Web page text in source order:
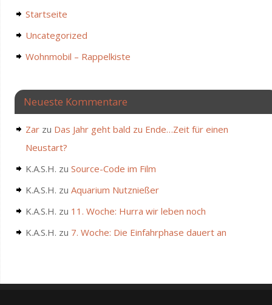
Startseite
Uncategorized
Wohnmobil – Rappelkiste
Neueste Kommentare
Zarzu Das Jahr geht bald zu Ende…Zeit für einen
Neustart?
K.A.S.H. zu Source-Code im Film
K.A.S.H. zu Aquarium Nutznießer
K.A.S.H. zu 11. Woche: Hurra wir leben noch
K.A.S.H. zu 7. Woche: Die Einfahrphase dauert an